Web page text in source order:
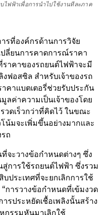
ฟฟ้าเพื่อการนำไปใช้งานทีละภาค
ที่องค์กรด้านการวิจัย
ปลี่ยนการคาดการณ์ราคา
ราคาของรถยนต์ไฟฟ้าจะมี
งฟอสซิล สำหรับเจ้าของรถ
คาแบตเตอรี่ช่วยรับประกัน
ลค่าความเป็นเจ้าของโดย
วดเร็วกว่าที่คิดไว้ ในขณะ
น้มจะเพิ่มขึ้นอย่างมากและ
ถ
จะวางข้อกำหนดต่างๆ ซึ่ง
สู่การใช้รถยนต์ไฟฟ้า ซึ่งรวม
ประเทศที่จะยกเลิกการใช้
การวางข้อกำหนดที่เข้มงวด
รประหยัดเชื้อเพลิงนั้นสร้าง
กรรมหันมาเลิกใช้